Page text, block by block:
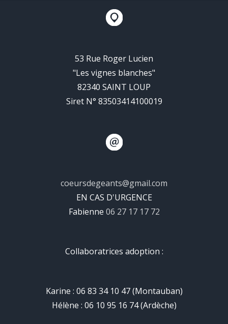
53 Rue Roger Lucien
"Les vignes blanches"
82340 SAINT LOUP
Siret N° 83503414100019
coeursdegeants@gmail.com
EN CAS D'URGENCE
Fabienne 06 27 17 17 72
Collaboratrices adoption :
Karine : 06 83 34 10 47 (Montauban)
Hélène : 06 10 95 16 74 (Ardèche)